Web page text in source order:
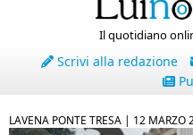
Il quotidiano
Scrivi alla redazione
LAVENA PONTE TRESA | 12 MARZO